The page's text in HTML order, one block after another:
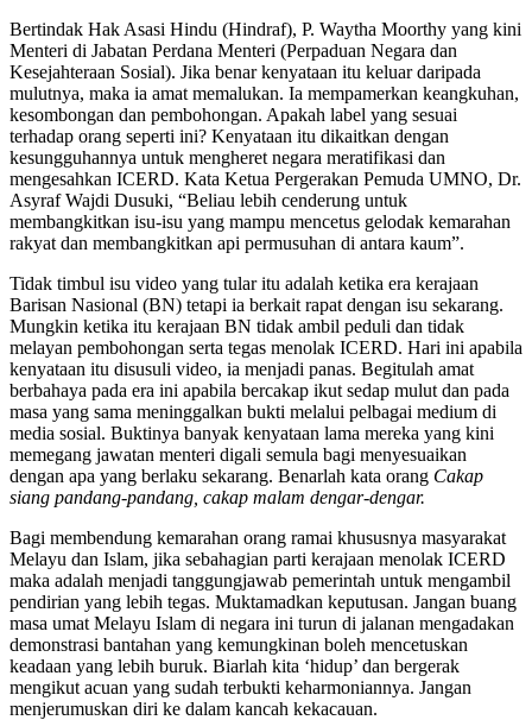
Bertindak Hak Asasi Hindu (Hindraf), P. Waytha Moorthy yang kini
Menteri di Jabatan Perdana Menteri (Perpaduan Negara dan
Kesejahteraan Sosial). Jika benar kenyataan itu keluar daripada
mulutnya, maka ia amat memalukan. Ia mempamerkan keangkuhan,
kesombongan dan pembohongan. Apakah label yang sesuai
terhadap orang seperti ini? Kenyataan itu dikaitkan dengan
kesungguhannya untuk mengheret negara meratifikasi dan
mengesahkan ICERD. Kata Ketua Pergerakan Pemuda UMNO, Dr.
Asyraf Wajdi Dusuki, “Beliau lebih cenderung untuk
membangkitkan isu-isu yang mampu mencetus gelodak kemarahan
rakyat dan membangkitkan api permusuhan di antara kaum”.
Tidak timbul isu video yang tular itu adalah ketika era kerajaan
Barisan Nasional (BN) tetapi ia berkait rapat dengan isu sekarang.
Mungkin ketika itu kerajaan BN tidak ambil peduli dan tidak
melayan pembohongan serta tegas menolak ICERD. Hari ini apabila
kenyataan itu disusuli video, ia menjadi panas. Begitulah amat
berbahaya pada era ini apabila bercakap ikut sedap mulut dan pada
masa yang sama meninggalkan bukti melalui pelbagai medium di
media sosial. Buktinya banyak kenyataan lama mereka yang kini
memegang jawatan menteri digali semula bagi menyesuaikan
dengan apa yang berlaku sekarang. Benarlah kata orang Cakap
siang pandang-pandang, cakap malam dengar-dengar.
Bagi membendung kemarahan orang ramai khususnya masyarakat
Melayu dan Islam, jika sebahagian parti kerajaan menolak ICERD
maka adalah menjadi tanggungjawab pemerintah untuk mengambil
pendirian yang lebih tegas. Muktamadkan keputusan. Jangan buang
masa umat Melayu Islam di negara ini turun di jalanan mengadakan
demonstrasi bantahan yang kemungkinan boleh mencetuskan
keadaan yang lebih buruk. Biarlah kita ‘hidup’ dan bergerak
mengikut acuan yang sudah terbukti keharmoniannya. Jangan
menjerumuskan diri ke dalam kancah kekacauan.